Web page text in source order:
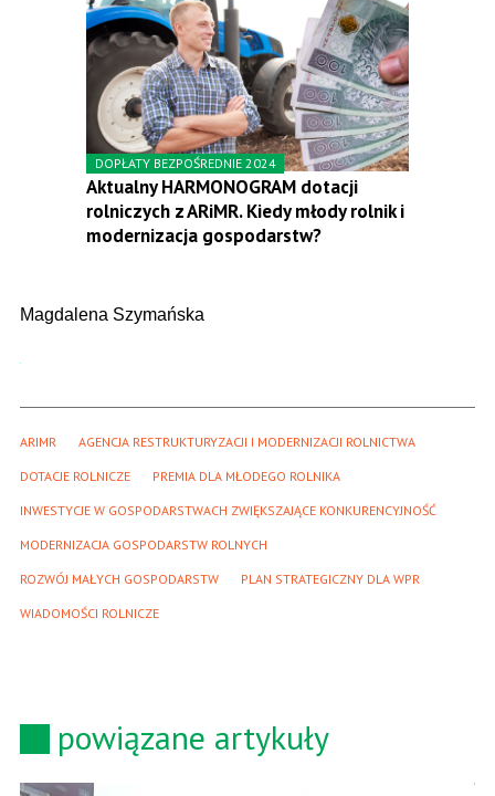
DOPŁATY BEZPOŚREDNIE 2024
Aktualny HARMONOGRAM dotacji
rolniczych z ARiMR. Kiedy młody rolnik i
modernizacja gospodarstw?
Magdalena Szymańska
ARIMR AGENCJA RESTRUKTURYZACJI I MODERNIZACJI ROLNICTWA
DOTACJE ROLNICZE PREMIA DLA MŁODEGO ROLNIKA
INWESTYCJE W GOSPODARSTWACH ZWIĘKSZAJĄCE KONKURENCYJNOŚĆ
MODERNIZACJA GOSPODARSTW ROLNYCH
ROZWÓJ MAŁYCH GOSPODARSTW PLAN STRATEGICZNY DLA WPR
WIADOMOŚCI ROLNICZE
powiązane artykuły